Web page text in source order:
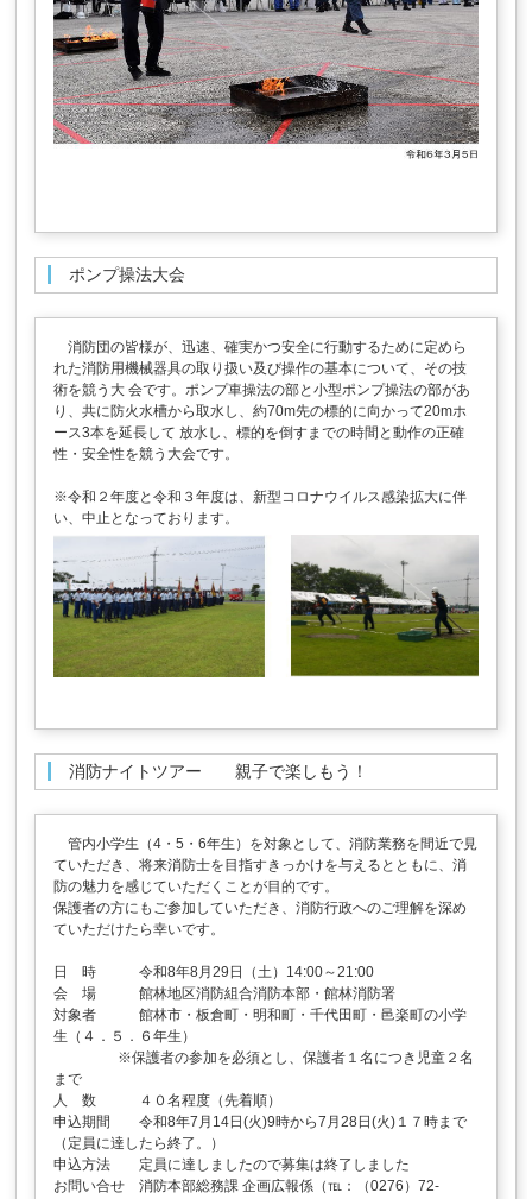
ポンプ操法大会
消防団の皆様が、迅速、確実かつ安全に行動するために定めら
れた消防用機械器具の取り扱い及び操作の基本について、その技
術を競う大 会です。ポンプ車操法の部と小型ポンプ操法の部があ
り、共に防火水槽から取水し、約70m先の標的に向かって20mホ
ース3本を延長して 放水し、標的を倒すまでの時間と動作の正確
性・安全性を競う大会です。
※令和２年度と令和３年度は、新型コロナウイルス感染拡大に伴
い、中止となっております。
消防ナイトツアー 親子で楽しもう！
管内小学生（4・5・6年生）を対象として、消防業務を間近で見
ていただき、将来消防士を目指すきっかけを与えるとともに、消
防の魅力を感じていただくことが目的です。
保護者の方にもご参加していただき、消防行政へのご理解を深め
ていただけたら幸いです。
日 時 令和8年8月29日（土）14:00～21:00
会 場 館林地区消防組合消防本部・館林消防署
対象者 館林市・板倉町・明和町・千代田町・邑楽町の小学
生（４．５．６年生）
※保護者の参加を必須とし、保護者１名につき児童２名
まで
人 数 ４０名程度（先着順）
申込期間 令和8年7月14日(火)9時から7月28日(火)１７時まで
（定員に達したら終了。）
申込方法 定員に達しましたので募集は終了しました
お問い合せ 消防本部総務課 企画広報係（℡：（0276）72-